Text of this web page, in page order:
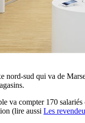
nord-sud qui va de
va compter 170
(lire aussi Les